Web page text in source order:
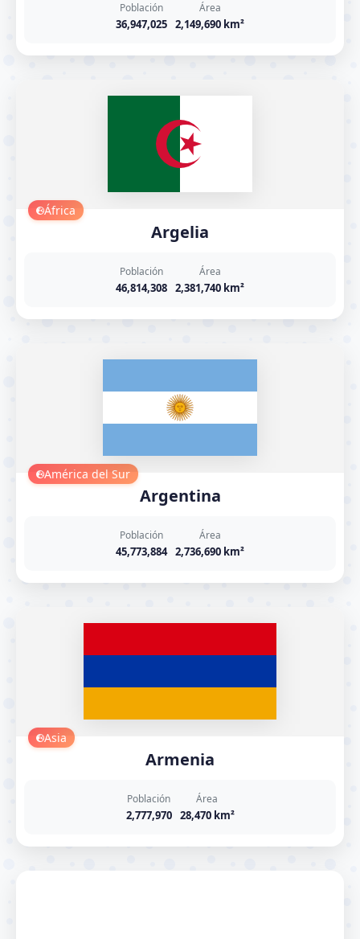
Población
36,947,025
Área
2,149,690 km²
África
Argelia
Población
46,814,308
Área
2,381,740 km²
América del Sur
Argentina
Población
45,773,884
Área
2,736,690 km²
Asia
Armenia
Población
2,777,970
Área
28,470 km²